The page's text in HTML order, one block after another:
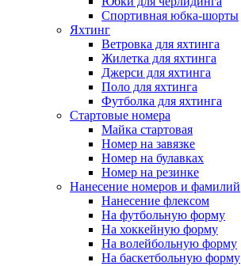
Спортивная юбка-шорты
Яхтинг
Ветровка для яхтинга
Жилетка для яхтинга
Джерси для яхтинга
Поло для яхтинга
Футболка для яхтинга
Стартовые номера
Майка стартовая
Номер на завязке
Номер на булавках
Номер на резинке
Нанесение номеров и фамилий
Нанесение флексом
На футбольную форму
На хоккейную форму
На волейбольную форму
На баскетбольную форму